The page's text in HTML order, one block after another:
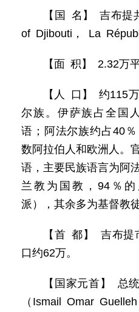
【国 名】 吉布提
of Djibouti， La
【面 积】 2.32万
【人 口】 约115
尔族。伊萨族占全国
语；阿法尔族约占40
数阿拉伯人和欧洲人。
语，主要民族语言为阿
兰教为国教，94％
派），其余多为基督教徒
【首 都】 吉布提
口约62万。
【国家元首】 总
（Ismail Omar